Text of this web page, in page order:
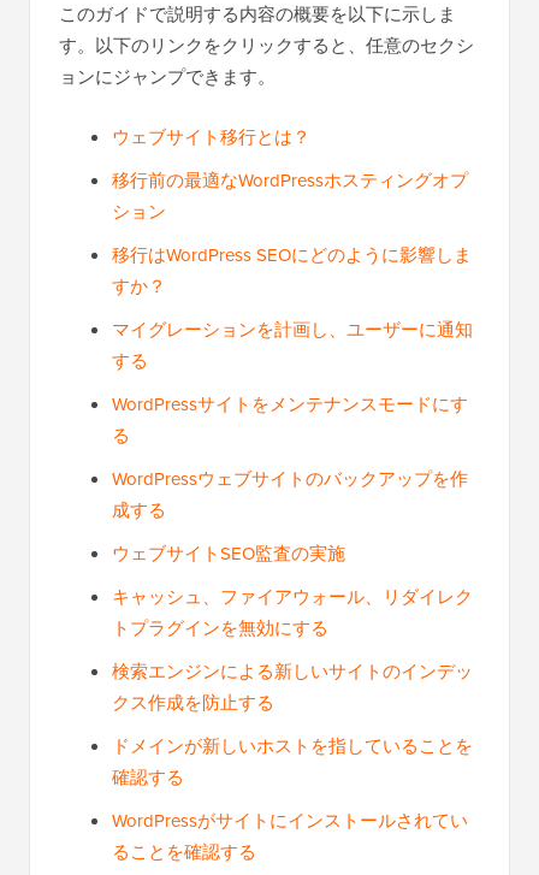
このガイドで説明する内容の概要を以下に示しま
す。以下のリンクをクリックすると、任意のセクシ
ョンにジャンプできます。
ウェブサイト移行とは？
移行前の最適なWordPressホスティングオプ
ション
移行はWordPress SEOにどのように影響しま
すか？
マイグレーションを計画し、ユーザーに通知
する
WordPressサイトをメンテナンスモードにす
る
WordPressウェブサイトのバックアップを作
成する
ウェブサイトSEO監査の実施
キャッシュ、ファイアウォール、リダイレク
トプラグインを無効にする
検索エンジンによる新しいサイトのインデッ
クス作成を防止する
ドメインが新しいホストを指していることを
確認する
WordPressがサイトにインストールされてい
ることを確認する